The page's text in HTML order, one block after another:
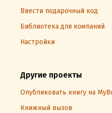
Ввести подарочный код
Библиотека для компаний
Настройки
Другие проекты
Опубликовать книгу на
Книжный вызов